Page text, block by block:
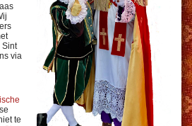
Sint
via
te